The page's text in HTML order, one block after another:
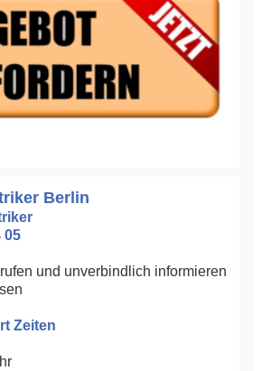
Berlin
05
und unverbindlich informieren
Zeiten